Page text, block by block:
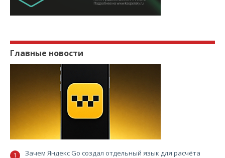
Главные новости
Зачем Яндекс Go создал отдельный язык для расчёта